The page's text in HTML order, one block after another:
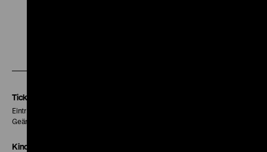
Tickets
Eintritt 5 €
Geänderte Preise sind im Programm vermerkt.
Kinokasse